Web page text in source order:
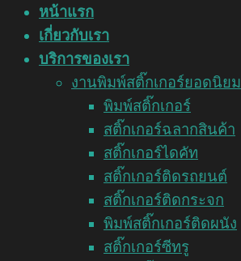
หน้าแรก
เกี่ยวกับเรา
บริการของเรา
งานพิมพ์สติ๊กเกอร์ยอดนิยม
พิมพ์สติ๊กเกอร์
สติ๊กเกอร์ฉลากสินค้า
สติ๊กเกอร์ไดคัท
สติ๊กเกอร์ติดรถยนต์
สติ๊กเกอร์ติดกระจก
พิมพ์สติ๊กเกอร์ติดผนัง
สติ๊กเกอร์ซีทรู